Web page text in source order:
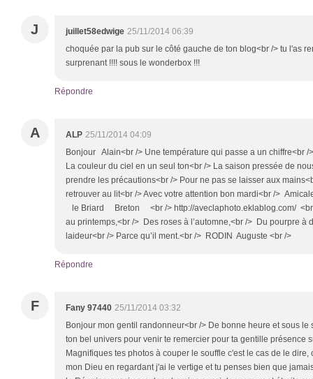
J juillet58edwige 25/11/2014 06:39
choquée par la pub sur le côté gauche de ton blog<br /> tu l'as
surprenant !!!! sous le wonderbox !!!
Répondre
A ALP 25/11/2014 04:09
Bonjour Alain<br /> Une température qui passe a un chiffre<br /
La couleur du ciel en un seul ton<br /> La saison pressée de
prendre les précautions<br /> Pour ne pas se laisser aux
retrouver au lit<br /> Avec votre attention bon mardi<br />
le Briard Breton <br /> http://aveclaphoto.eklablog.com/ <br
au printemps,<br /> Des roses à l’automne,<br /> Du pourpre à
laideur<br /> Parce qu’il ment.<br /> RODIN Auguste <br />
Répondre
F Fany 97440 25/11/2014 03:32
Bonjour mon gentil randonneur<br /> De bonne heure et sous
ton bel univers pour venir te remercier pour ta gentille présence
Magnifiques tes photos à couper le souffle c'est le cas de le
mon Dieu en regardant j'ai le vertige et tu penses bien que